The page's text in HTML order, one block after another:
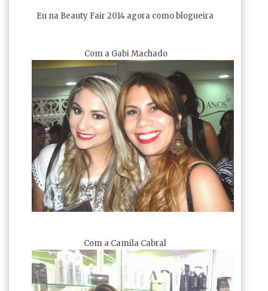
Eu na Beauty Fair 2014 agora como blogueira
Com a Gabi Machado
Com a Camila Cabral